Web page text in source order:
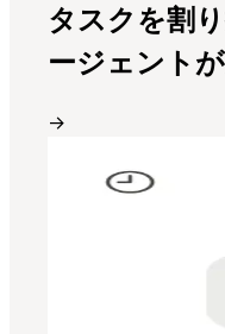
タスクを割
ージェント
→